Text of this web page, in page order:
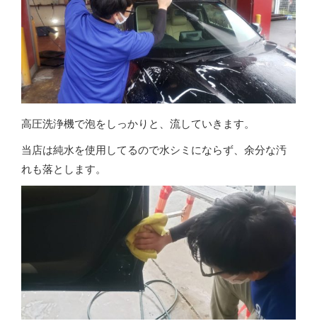
高圧洗浄機で泡をしっかりと、流していきます。
当店は純水を使用してるので水シミにならず、余分な汚
れも落とします。